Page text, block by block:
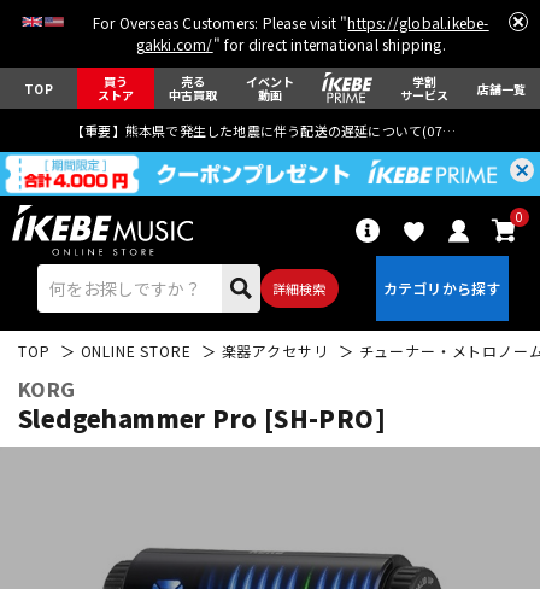
For Overseas Customers: Please visit "https://global.ikebe-
gakki.com/" for direct international shipping.
TOP 買う
ストア
売る
中古買取
イベント
動画
学割
サービス 店舗一覧
【重要】熊本県で発生した地震に伴う配送の遅延について(07月29日
詳細検索
0
ベース ウクレレ
TOP ONLINE STORE 楽器アクセサリ チューナー・メトロノー
KORG
Sledgehammer Pro [SH-PRO]